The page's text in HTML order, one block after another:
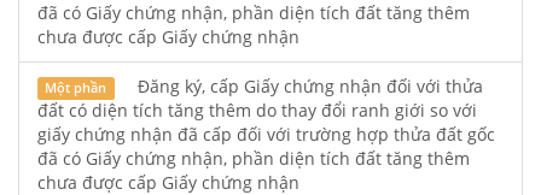
đã có Giấy chứng nhận, phần diện tích đất tăng thêm
chưa được cấp Giấy chứng nhận
Một phần
Đăng ký, cấp Giấy chứng nhận đối với thửa
đất có diện tích tăng thêm do thay đổi ranh giới so với
giấy chứng nhận đã cấp đối với trường hợp thửa đất gốc
đã có Giấy chứng nhận, phần diện tích đất tăng thêm
chưa được cấp Giấy chứng nhận